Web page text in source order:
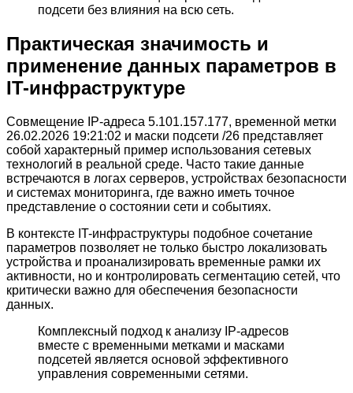
подсети без влияния на всю сеть.
Практическая значимость и
применение данных параметров в
IT-инфраструктуре
Совмещение IP-адреса 5.101.157.177, временной метки
26.02.2026 19:21:02 и маски подсети /26 представляет
собой характерный пример использования сетевых
технологий в реальной среде. Часто такие данные
встречаются в логах серверов, устройствах безопасности
и системах мониторинга, где важно иметь точное
представление о состоянии сети и событиях.
В контексте IT-инфраструктуры подобное сочетание
параметров позволяет не только быстро локализовать
устройства и проанализировать временные рамки их
активности, но и контролировать сегментацию сетей, что
критически важно для обеспечения безопасности
данных.
Комплексный подход к анализу IP-адресов
вместе с временными метками и масками
подсетей является основой эффективного
управления современными сетями.